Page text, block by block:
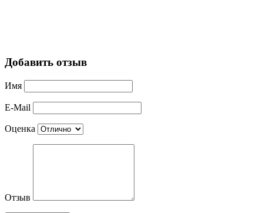
Добавить отзыв
Имя
E-Mail
Оценка
Отзыв